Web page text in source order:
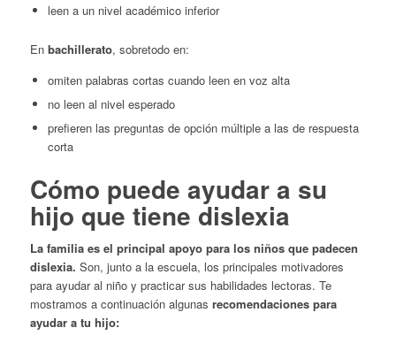
leen a un nivel académico inferior
Enbachillerato, sobretodo en:
omiten palabras cortas cuando leen en voz alta
no leen al nivel esperado
prefieren las preguntas de opción múltiple a las de respuesta
corta
Cómo puede ayudar a su
hijo que tiene dislexia
La familia es el principal apoyo para los niños que padecen
dislexia. Son, junto a la escuela, los principales motivadores
para ayudar al niño y practicar sus habilidades lectoras. Te
mostramos a continuación algunas recomendaciones para
ayudar a tu hijo: